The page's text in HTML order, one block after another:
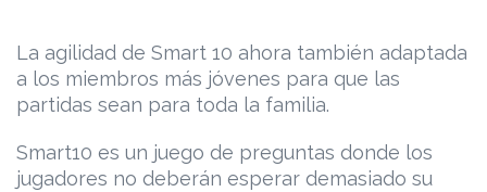
La agilidad de Smart 10 ahora también adaptada
a los miembros más jóvenes para que las
partidas sean para toda la familia.
Smart10 es un juego de preguntas donde los
jugadores no deberán esperar demasiado su